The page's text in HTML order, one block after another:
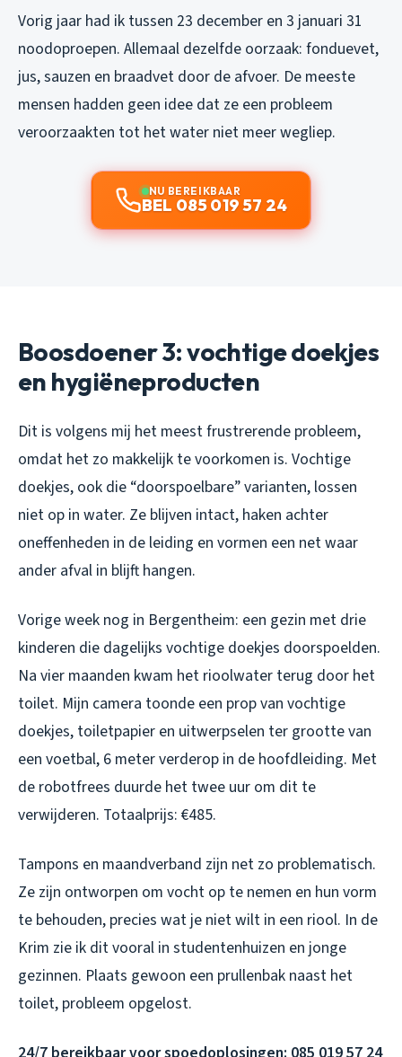
Vorig jaar had ik tussen 23 december en 3 januari 31
noodoproepen. Allemaal dezelfde oorzaak: fonduevet,
jus, sauzen en braadvet door de afvoer. De meeste
mensen hadden geen idee dat ze een probleem
veroorzaakten tot het water niet meer wegliep.
NU BEREIKBAAR
BEL 085 019 57 24
Boosdoener 3: vochtige doekjes
en hygiëneproducten
Dit is volgens mij het meest frustrerende probleem,
omdat het zo makkelijk te voorkomen is. Vochtige
doekjes, ook die “doorspoelbare” varianten, lossen
niet op in water. Ze blijven intact, haken achter
oneffenheden in de leiding en vormen een net waar
ander afval in blijft hangen.
Vorige week nog in Bergentheim: een gezin met drie
kinderen die dagelijks vochtige doekjes doorspoelden.
Na vier maanden kwam het rioolwater terug door het
toilet. Mijn camera toonde een prop van vochtige
doekjes, toiletpapier en uitwerpselen ter grootte van
een voetbal, 6 meter verderop in de hoofdleiding. Met
de robotfrees duurde het twee uur om dit te
verwijderen. Totaalprijs: €485.
Tampons en maandverband zijn net zo problematisch.
Ze zijn ontworpen om vocht op te nemen en hun vorm
te behouden, precies wat je niet wilt in een riool. In de
Krim zie ik dit vooral in studentenhuizen en jonge
gezinnen. Plaats gewoon een prullenbak naast het
toilet, probleem opgelost.